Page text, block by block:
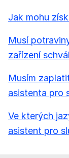
Jak mohu
Musí
zařízení
Musím
asistenta pro
Ve kterých
asistent pro